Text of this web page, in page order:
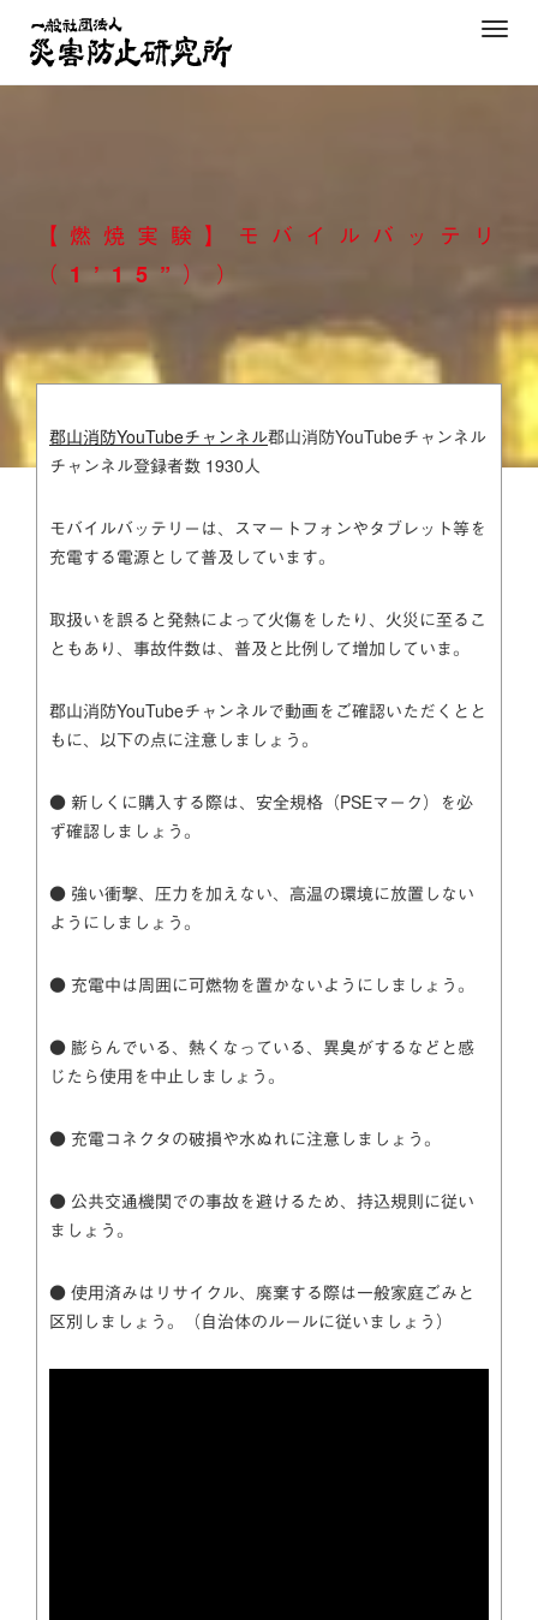
content
T
g
t
n
【燃焼実験】モバイルバッテリ
（1’15”））
郡山消防YouTubeチャンネル郡山消防YouTubeチャンネル
チャンネル登録者数 1930人
モバイルバッテリーは、スマートフォンやタブレット等を
充電する電源として普及しています。
取扱いを誤ると発熱によって火傷をしたり、火災に至るこ
ともあり、事故件数は、普及と比例して増加していま。
郡山消防YouTubeチャンネルで動画をご確認いただくとと
もに、以下の点に注意しましょう。
● 新しくに購入する際は、安全規格（PSEマーク）を必
ず確認しましょう。
● 強い衝撃、圧力を加えない、高温の環境に放置しない
ようにしましょう。
● 充電中は周囲に可燃物を置かないようにしましょう。
● 膨らんでいる、熱くなっている、異臭がするなどと感
じたら使用を中止しましょう。
● 充電コネクタの破損や水ぬれに注意しましょう。
● 公共交通機関での事故を避けるため、持込規則に従い
ましょう。
● 使用済みはリサイクル、廃棄する際は一般家庭ごみと
区別しましょう。（自治体のルールに従いましょう）